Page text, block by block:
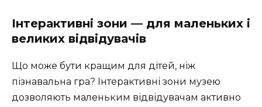
Інтерактивні зони — для маленьких і
великих відвідувачів
Що може бути кращим для дітей, ніж
пізнавальна гра? Інтерактивні зони музею
дозволяють маленьким відвідувачам активно